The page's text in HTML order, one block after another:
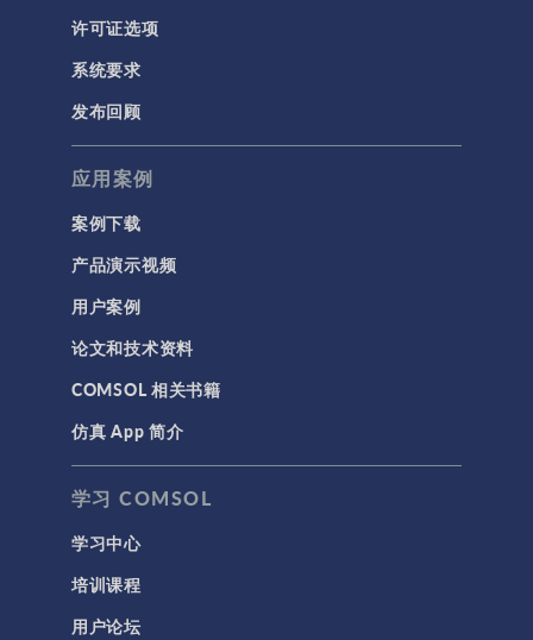
许可证选项
系统要求
发布回顾
应用案例
案例下载
产品演示视频
用户案例
论文和技术资料
COMSOL 相关书籍
仿真 App 简介
学习 COMSOL
学习中心
培训课程
用户论坛